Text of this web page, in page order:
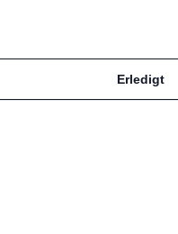
Erledigt